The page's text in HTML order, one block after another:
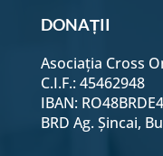
DONAȚII
Asociația Cross
C.I.F.: 45462948
IBAN:
BRD Ag. Șincai,